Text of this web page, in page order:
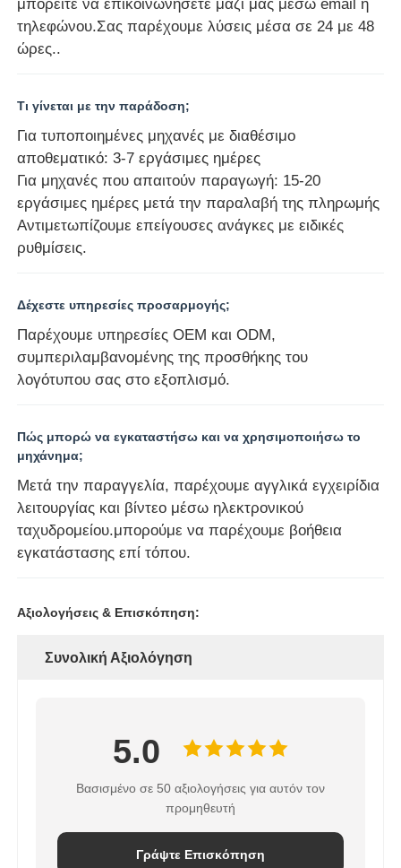
μπορείτε να επικοινωνήσετε μαζί μας μέσω email ή
τηλεφώνου.Σας παρέχουμε λύσεις μέσα σε 24 με 48
ώρες..
Τι γίνεται με την παράδοση;
Για τυποποιημένες μηχανές με διαθέσιμο
αποθεματικό: 3-7 εργάσιμες ημέρες
Για μηχανές που απαιτούν παραγωγή: 15-20
εργάσιμες ημέρες μετά την παραλαβή της πληρωμής
Αντιμετωπίζουμε επείγουσες ανάγκες με ειδικές
ρυθμίσεις.
Δέχεστε υπηρεσίες προσαρμογής;
Παρέχουμε υπηρεσίες OEM και ODM,
συμπεριλαμβανομένης της προσθήκης του
λογότυπου σας στο εξοπλισμό.
Πώς μπορώ να εγκαταστήσω και να χρησιμοποιήσω το
μηχάνημα;
Μετά την παραγγελία, παρέχουμε αγγλικά εγχειρίδια
λειτουργίας και βίντεο μέσω ηλεκτρονικού
ταχυδρομείου.μπορούμε να παρέχουμε βοήθεια
εγκατάστασης επί τόπου.
Αξιολογήσεις & Επισκόπηση:
Συνολική Αξιολόγηση
5.0
Βασισμένο σε 50 αξιολογήσεις για αυτόν τον
προμηθευτή
Γράψτε Επισκόπηση